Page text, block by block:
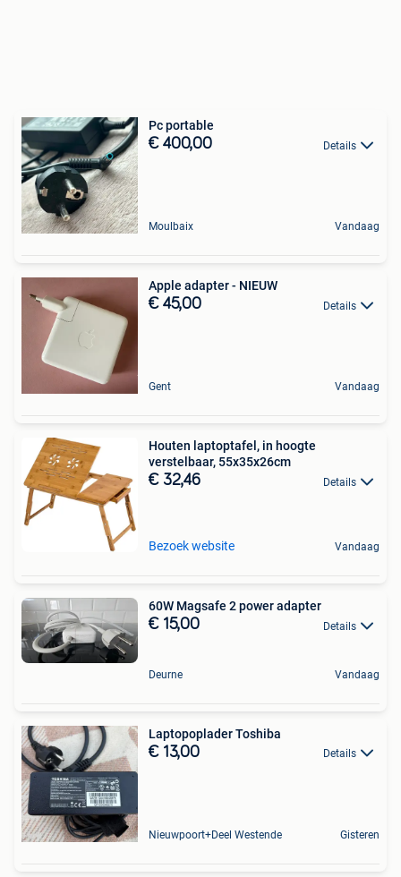
Pc portable
€ 400,00 Details
Moulbaix Vandaag
Apple adapter - NIEUW
€ 45,00 Details
Gent Vandaag
Houten laptoptafel, in hoogte
verstelbaar, 55x35x26cm
€ 32,46 Details
Bezoek website Vandaag
60W Magsafe 2 power adapter
€ 15,00 Details
Deurne Vandaag
Laptopoplader Toshiba
€ 13,00 Details
Nieuwpoort+Deel Westende Gisteren